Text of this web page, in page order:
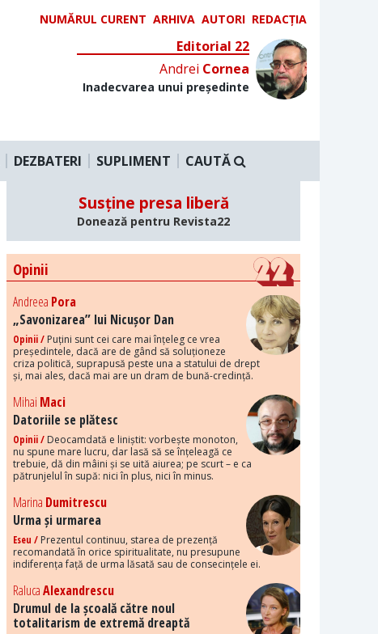
NUMĂRUL CURENT ARHIVA AUTORI REDACȚIA
Editorial 22
Andrei Cornea
Inadecvarea unui președinte
DEZBATERI SUPLIMENT CAUTĂ
Susține presa liberă
Donează pentru Revista22
Opinii
Andreea Pora
„Savonizarea” lui Nicușor Dan
Opinii / Puțini sunt cei care mai înțeleg ce vrea
președintele, dacă are de gând să soluționeze
criza politică, suprapusă peste una a statului de drept
și, mai ales, dacă mai are un dram de bună-credință.
Mihai Maci
Datoriile se plătesc
Opinii / Deocamdată e liniștit: vorbește monoton,
nu spune mare lucru, dar lasă să se înțeleagă ce
trebuie, dă din mâini și se uită aiurea; pe scurt – e ca
pătrunjelul în supă: nici în plus, nici în minus.
Marina Dumitrescu
Urma și urmarea
Eseu / Prezentul continuu, starea de prezență
recomandată în orice spiritualitate, nu presupune
indiferența față de urma lăsată sau de consecințele ei.
RalucaAlexandrescu
Drumul de la școală către noul
totalitarism de extremă dreaptă